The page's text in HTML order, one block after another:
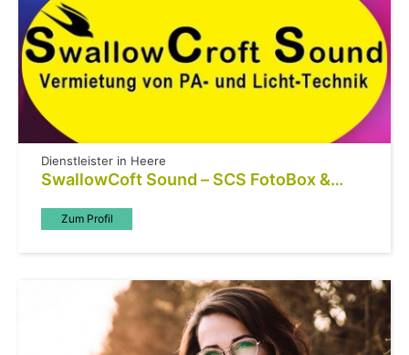
Dienstleister in Heere
SwallowCoft Sound – SCS FotoBox &
Zum Profil